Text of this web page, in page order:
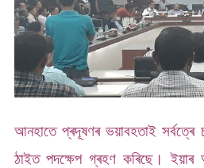
আনহাতে প্ৰদূষণৰ ভয়াবহতাই সৰ্বত্ৰে
ঠাইত পদক্ষেপ গ্ৰহণ কৰিছে। ইয়াৰ